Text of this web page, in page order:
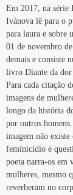
Em 2017, na série
Ivánova lê para o
para laura e sobre
01 de novembro
demais e consiste
livro Diante da dor
Para cada citação
imagens de
longo da história
por outros
imagem não
feminicídio é
poeta narra-os em
mulheres, mesmo
reverberam no